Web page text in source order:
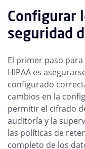
Configurar
seguridad
El primer paso
HIPAA es
configurado
cambios en la
permitir el cifrado
auditoría y la
las políticas de
completo de los